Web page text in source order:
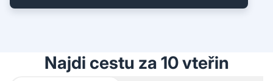
Najdi cestu za 10 vteřin